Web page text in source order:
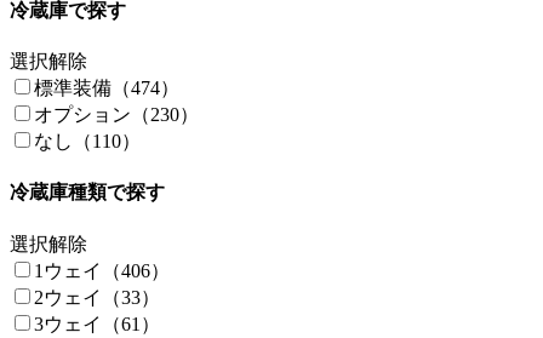
schtelt japan（1）
Sｈ（1）
smile factory（5）
Stage21（13）
Sunlight（5）
TET'S RV CENTER（2）
TIME TRAVEL COMPANY（5）
Toy-Factory（15）
TRIGANO（4）
Uivehicle（5）
冷蔵庫で探す
選択解除
標準装備（474）
オプション（230）
なし（110）
冷蔵庫種類で探す
選択解除
1ウェイ（406）
2ウェイ（33）
3ウェイ（61）